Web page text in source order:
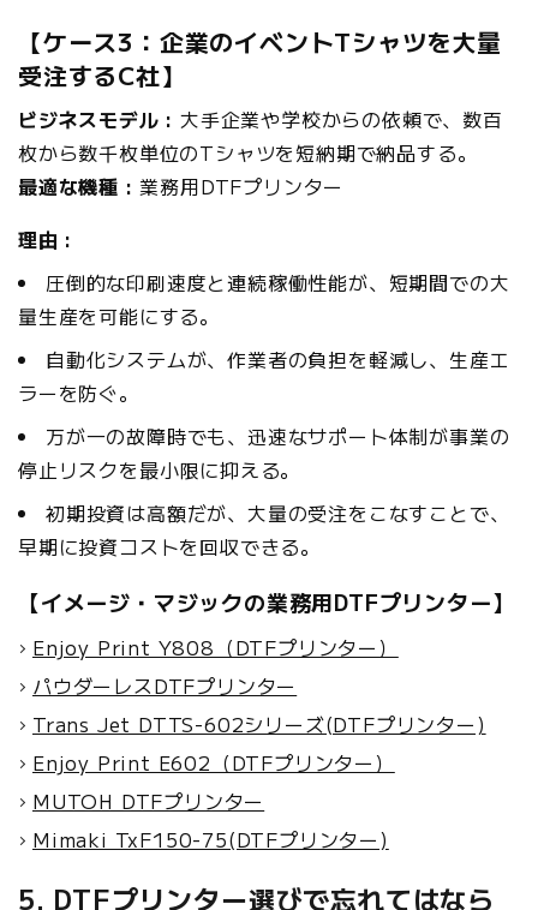
【ケース3：企業のイベントTシャツを大量
受注するC社】
ビジネスモデル : 大手企業や学校からの依頼で、数百
枚から数千枚単位のTシャツを短納期で納品する。
最適な機種 : 業務用DTFプリンター
理由 :
圧倒的な印刷速度と連続稼働性能が、短期間での大
量生産を可能にする。
自動化システムが、作業者の負担を軽減し、生産エ
ラーを防ぐ。
万が一の故障時でも、迅速なサポート体制が事業の
停止リスクを最小限に抑える。
初期投資は高額だが、大量の受注をこなすことで、
早期に投資コストを回収できる。
【イメージ・マジックの業務用DTFプリンター】
Enjoy Print Y808（DTFプリンター）
パウダーレスDTFプリンター
Trans Jet DTTS-602シリーズ(DTFプリンター)
Enjoy Print E602（DTFプリンター）
MUTOH DTFプリンター
Mimaki TxF150-75(DTFプリンター)
5. DTFプリンター選びで忘れてはなら